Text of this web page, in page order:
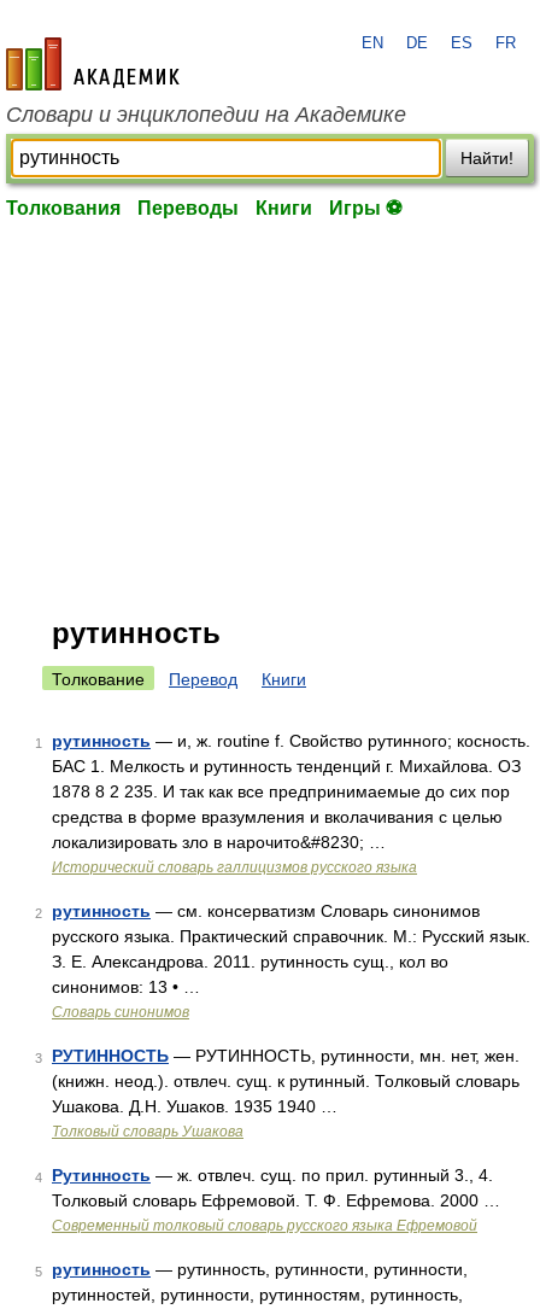
academic.ru
EN DE ES FR
Словари и энциклопедии на Академике
Найти!
Толкования Переводы Книги Игры ⚽
рутинность
Толкование Перевод Книги
1 рутинность — и, ж. routine f. Свойство рутинного; косность.
БАС 1. Мелкость и рутинность тенденций г. Михайлова. ОЗ
1878 8 2 235. И так как все предпринимаемые до сих пор
средства в форме вразумления и вколачивания с целью
локализировать зло в нарочито&#8230; …
Исторический словарь галлицизмов русского языка
2 рутинность — см. консерватизм Словарь синонимов
русского языка. Практический справочник. М.: Русский язык.
З. Е. Александрова. 2011. рутинность сущ., кол во
синонимов: 13 • …
Словарь синонимов
3 РУТИННОСТЬ — РУТИННОСТЬ, рутинности, мн. нет, жен.
(книжн. неод.). отвлеч. сущ. к рутинный. Толковый словарь
Ушакова. Д.Н. Ушаков. 1935 1940 …
Толковый словарь Ушакова
4 Рутинность — ж. отвлеч. сущ. по прил. рутинный 3., 4.
Толковый словарь Ефремовой. Т. Ф. Ефремова. 2000 …
Современный толковый словарь русского языка Ефремовой
5 рутинность — рутинность, рутинности, рутинности,
рутинностей, рутинности, рутинностям, рутинность,